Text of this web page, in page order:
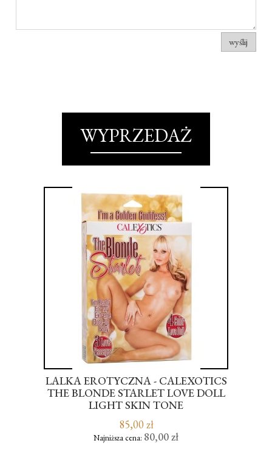
wyślij
WYPRZEDAŻ
LALKA EROTYCZNA - CALEXOTICS
THE BLONDE STARLET LOVE DOLL
LIGHT SKIN TONE
85,00 zł
Najniższa cena: 80,00 zł